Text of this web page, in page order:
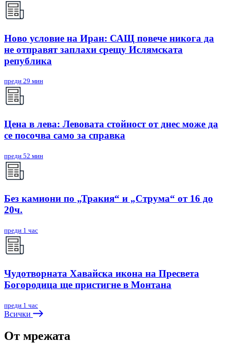
Ново условие на Иран: САЩ повече никога да
не отправят заплахи срещу Ислямската
република
преди 29 мин
Цена в лева: Левовата стойност от днес може да
се посочва само за справка
преди 52 мин
Без камиони по „Тракия“ и „Струма“ от 16 до
20ч.
преди 1 час
Чудотворната Хавайска икона на Пресвета
Богородица ще пристигне в Монтана
преди 1 час
Всички
От мрежата